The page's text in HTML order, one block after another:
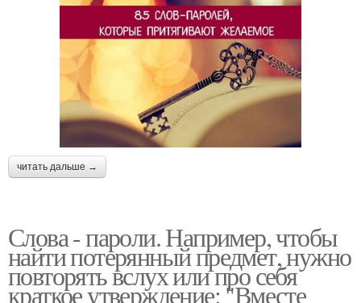
читать дальше →
Слова - пароли. Например, чтобы
найти потерянный предмет, нужно
повторять вслух или про себя
краткое утверждение: "Вместе